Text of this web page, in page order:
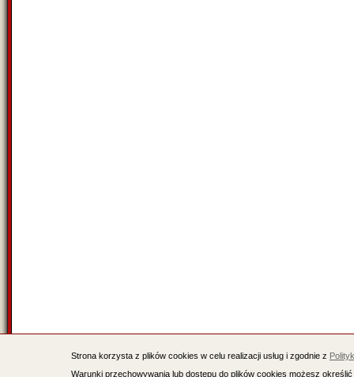
Strona korzysta z plików cookies w celu realizacji usług i zgodnie z
Warunki przechowywania lub dostępu do plików cookies możesz